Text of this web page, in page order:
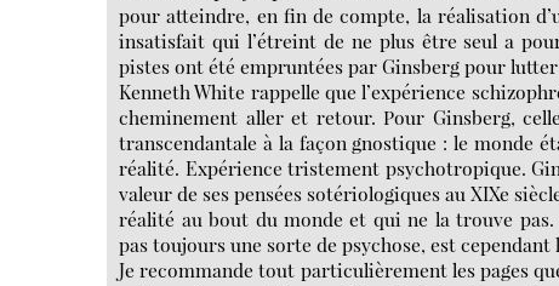
pour atteindre, en fin de compte, la réalisation
insatisfait qui l’étreint de ne plus être seul a
pistes ont été empruntées par Ginsberg pour
Kenneth White rappelle que l’expérience
cheminement aller et retour. Pour Ginsberg,
transcendantale à la façon gnostique : le monde
réalité. Expérience tristement psychotropique.
valeur de ses pensées sotériologiques au XIXe
réalité au bout du monde et qui ne la trouve
pas toujours une sorte de psychose, est
Je recommande tout particulièrement les pages